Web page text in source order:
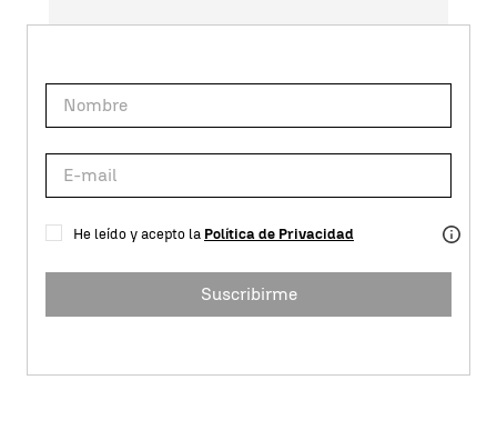
He leído y acepto la Política de Privacidad
Suscribirme